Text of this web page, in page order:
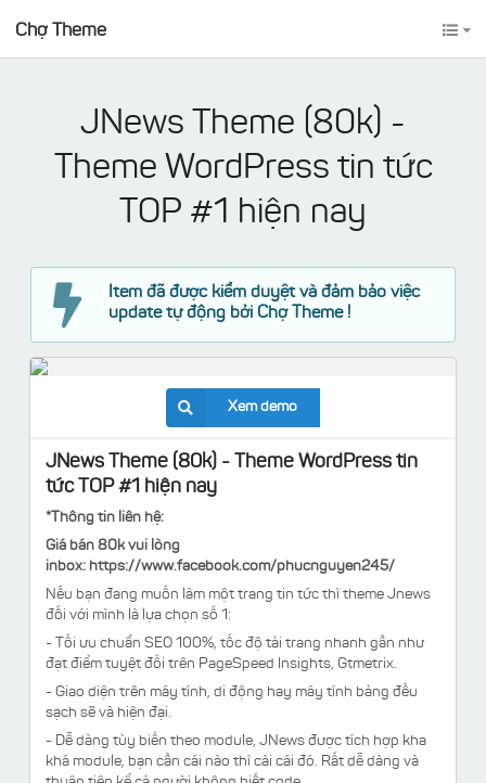
Chợ Theme
JNews Theme (80k) -
Theme WordPress tin tức
TOP #1 hiện nay
Item đã được kiểm duyệt và đảm bảo việc
update tự động bởi Chợ Theme !
Xem demo
JNews Theme (80k) - Theme WordPress tin
tức TOP #1 hiện nay
*Thông tin liên hệ:
Giá bán 80k vui lòng
inbox: https://www.facebook.com/phucnguyen245/
Nếu bạn đang muốn làm một trang tin tức thì theme Jnews
đối với mình là lựa chọn số 1:
- Tối ưu chuẩn SEO 100%, tốc độ tải trang nhanh gần như
đạt điểm tuyệt đối trên PageSpeed Insights, Gtmetrix.
- Giao diện trên máy tính, di động hay máy tính bảng đều
sạch sẽ và hiện đại.
- Dễ dàng tùy biến theo module, JNews được tích hợp kha
khá module, bạn cần cái nào thì cài cái đó. Rất dễ dàng và